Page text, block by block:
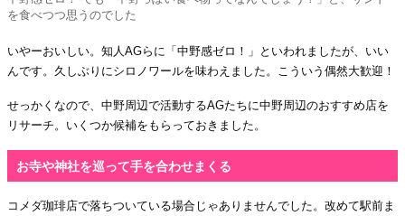
を食べつつ思うのでした
いやーおいしい。知人AGらに「中野感ゼロ！」といわれましたが、いい
んです。久しぶりにシロノワールを味わえました。こういう偶然大歓迎！
せっかくなので、中野周辺で活動するAGたちに中野周辺のおすすめ店を
リサーチ。いくつか候補をもらっておきました。
お寺や神社を巡って手を合わせまくる
コメダ珈琲店で落ちついている場合じゃありませんでした。改めて駅前ま